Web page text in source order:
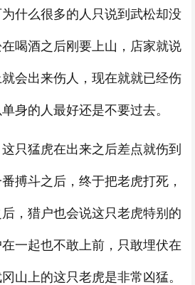
什么很多的人只说到武松却没
喝酒之后刚要上山，店家就说
会出来伤人，现在就就已经伤
身的人最好还是不要过去。
只猛虎在出来之后差点就伤到
搏斗之后，终于把老虎打死，
，猎户也会说这只老虎特别的
一起也不敢上前，只敢埋伏在
山上的这只老虎是非常凶猛。